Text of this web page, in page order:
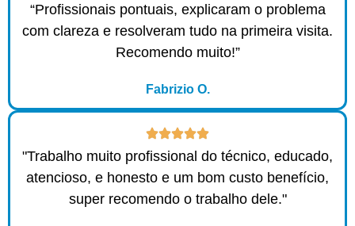
“Profissionais pontuais, explicaram o problema
com clareza e resolveram tudo na primeira visita.
Recomendo muito!”
Fabrizio O.
"Trabalho muito profissional do técnico, educado,
atencioso, e honesto e um bom custo benefício,
super recomendo o trabalho dele."